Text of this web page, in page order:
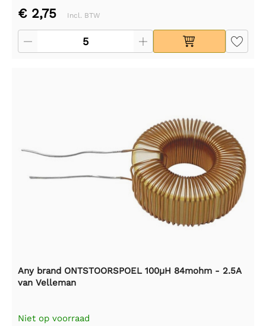
€ 2,75 Incl. BTW
Any brand ONTSTOORSPOEL 100µH 84mohm - 2.5A
van Velleman
Niet op voorraad